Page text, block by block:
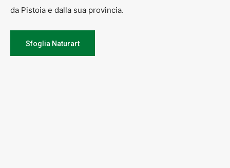
da Pistoia e dalla sua provincia.
Sfoglia Naturart